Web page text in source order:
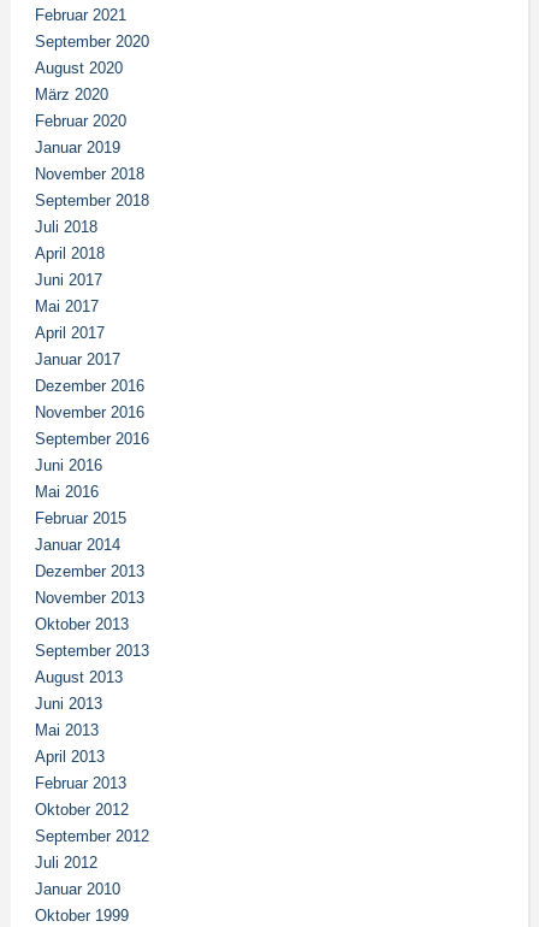
Februar 2021
September 2020
August 2020
März 2020
Februar 2020
Januar 2019
November 2018
September 2018
Juli 2018
April 2018
Juni 2017
Mai 2017
April 2017
Januar 2017
Dezember 2016
November 2016
September 2016
Juni 2016
Mai 2016
Februar 2015
Januar 2014
Dezember 2013
November 2013
Oktober 2013
September 2013
August 2013
Juni 2013
Mai 2013
April 2013
Februar 2013
Oktober 2012
September 2012
Juli 2012
Januar 2010
Oktober 1999